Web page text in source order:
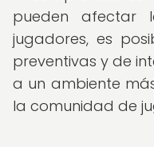
pueden afectar
jugadores, es
preventivas y de
a un ambiente
la comunidad de